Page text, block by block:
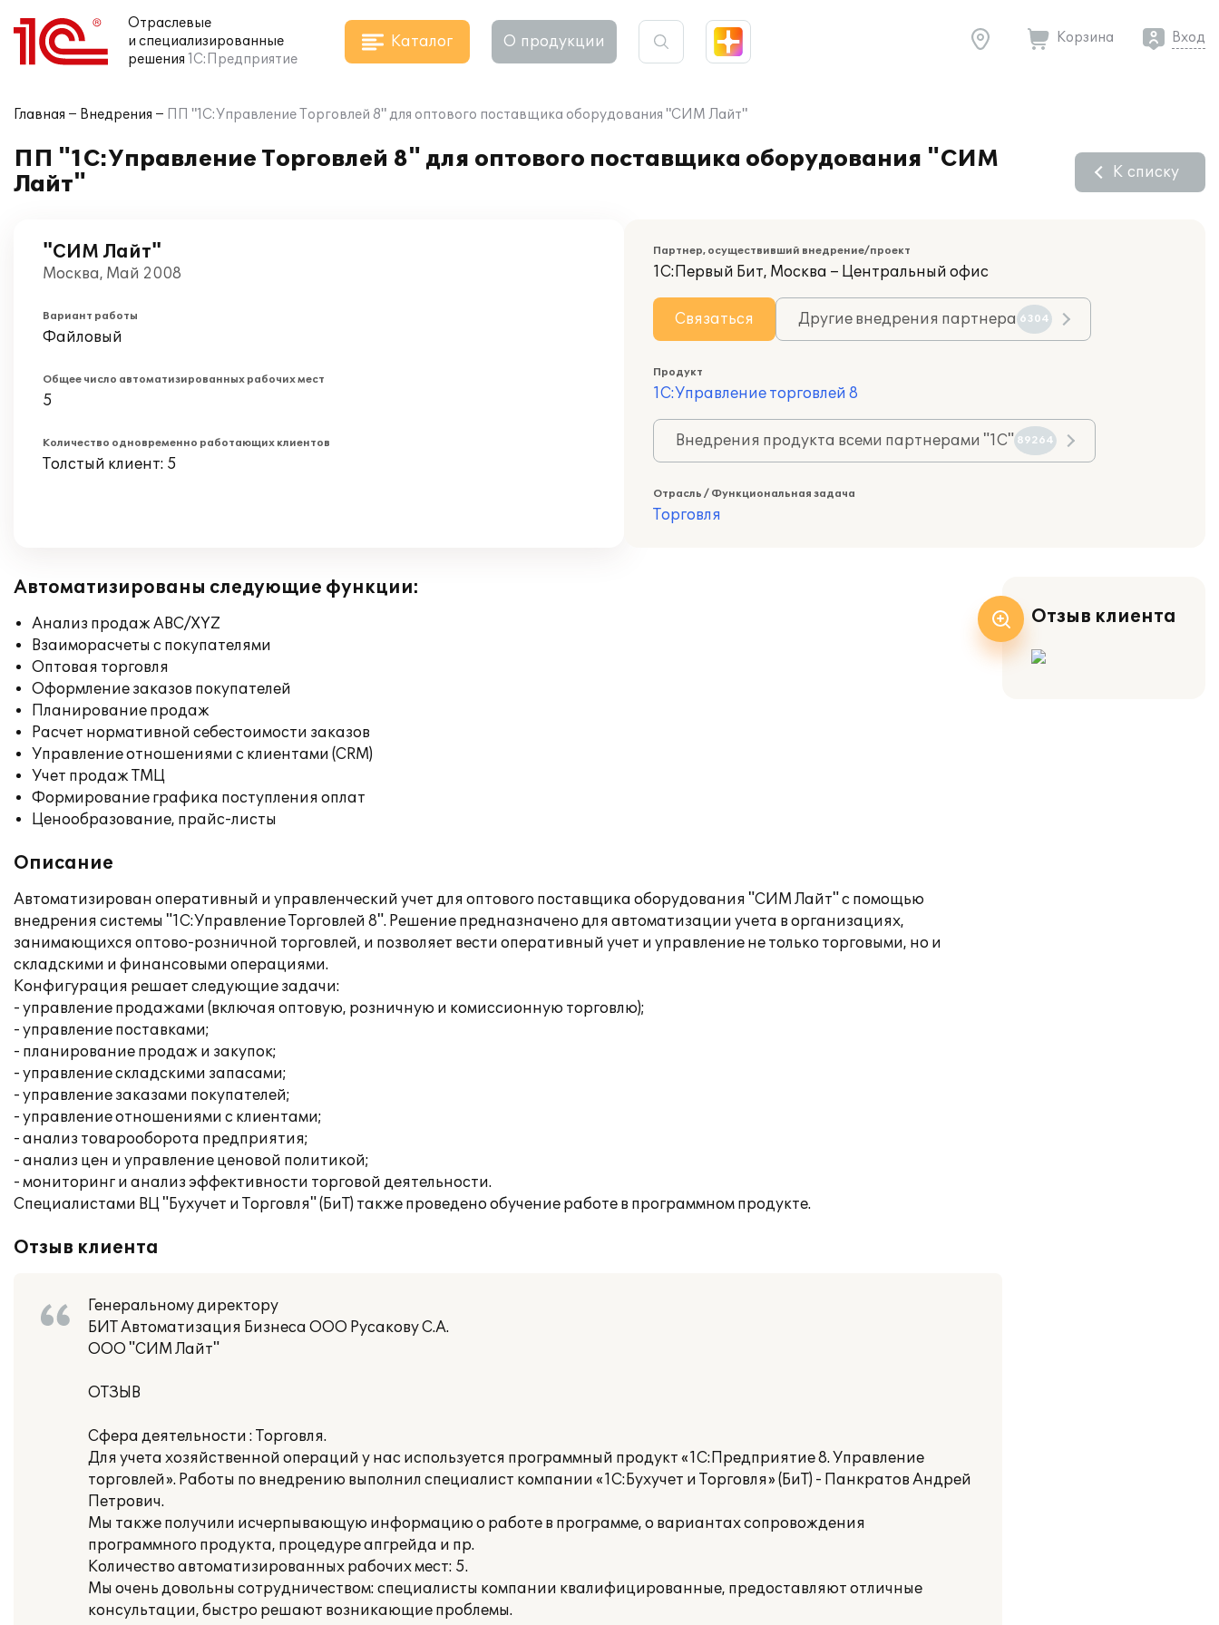
Отраслевые
и специализированные
решения 1С:Предприятие
Каталог О продукции Корзина Вход
Главная Внедрения ПП "1С:Управление Торговлей 8" для оптового поставщика оборудования "СИМ Лайт"
ПП "1С:Управление Торговлей 8" для оптового поставщика оборудования "СИМ
Лайт"
К списку
"СИМ Лайт"
Москва, Май 2008
Вариант работы
Файловый
Общее число автоматизированных рабочих мест
5
Количество одновременно работающих клиентов
Толстый клиент: 5
Партнер, осуществивший внедрение/проект
1С:Первый Бит, Москва – Центральный офис
Связаться Другие внедрения партнера 6304
Продукт
1С:Управление торговлей 8
Внедрения продукта всеми партнерами "1С" 89264
Отрасль / Функциональная задача
Торговля
Автоматизированы следующие функции:
Анализ продаж ABC/XYZ
Взаиморасчеты с покупателями
Оптовая торговля
Оформление заказов покупателей
Планирование продаж
Расчет нормативной себестоимости заказов
Управление отношениями с клиентами (CRM)
Учет продаж ТМЦ
Формирование графика поступления оплат
Ценообразование, прайс-листы
Описание
Автоматизирован оперативный и управленческий учет для оптового поставщика оборудования "СИМ Лайт" с помощью
внедрения системы "1С:Управление Торговлей 8". Решение предназначено для автоматизации учета в организациях,
занимающихся оптово-розничной торговлей, и позволяет вести оперативный учет и управление не только торговыми, но и
складскими и финансовыми операциями.
Конфигурация решает следующие задачи:
- управление продажами (включая оптовую, розничную и комиссионную торговлю);
- управление поставками;
- планирование продаж и закупок;
- управление складскими запасами;
- управление заказами покупателей;
- управление отношениями с клиентами;
- анализ товарооборота предприятия;
- анализ цен и управление ценовой политикой;
- мониторинг и анализ эффективности торговой деятельности.
Специалистами ВЦ "Бухучет и Торговля" (БиТ) также проведено обучение работе в программном продукте.
Отзыв клиента
Генеральному директору
БИТ Автоматизация Бизнеса ООО Русакову С.А.
ООО "СИМ Лайт"
ОТЗЫВ
Сфера деятельности : Торговля.
Для учета хозяйственной операций у нас используется программный продукт «1С:Предприятие 8. Управление
торговлей». Работы по внедрению выполнил специалист компании «1С:Бухучет и Торговля» (БиТ) - Панкратов Андрей
Петрович.
Мы также получили исчерпывающую информацию о работе в программе, о вариантах сопровождения
программного продукта, процедуре апгрейда и пр.
Количество автоматизированных рабочих мест: 5.
Мы очень довольны сотрудничеством: специалисты компании квалифицированные, предоставляют отличные
консультации, быстро решают возникающие проблемы.
Отзыв клиента